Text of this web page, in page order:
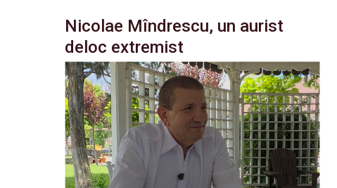
Nicolae Mîndrescu, un aurist
deloc extremist